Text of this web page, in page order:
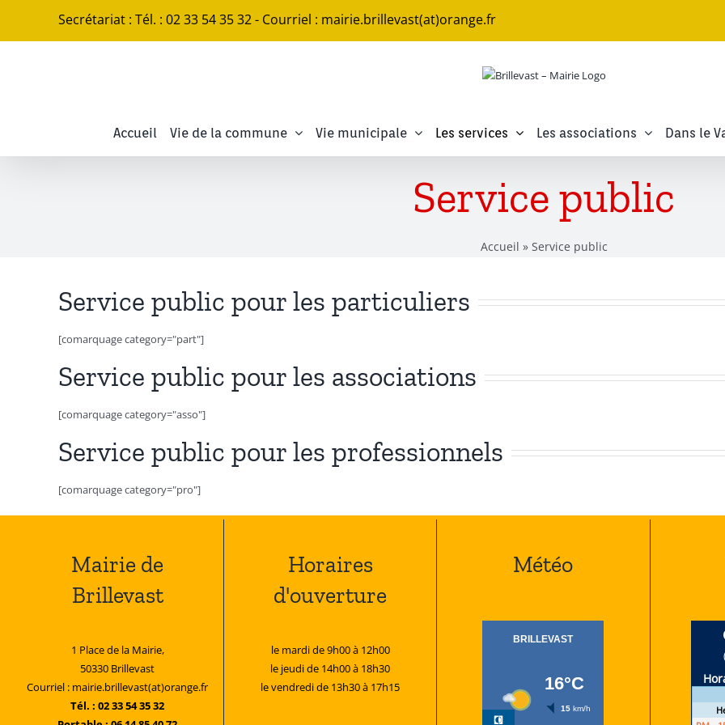
contenu
Secrétariat : Tél. : 02 33 54 35 32 - Courriel : mairie.brillevast(at)orange.fr
Accueil Vie de la commune Vie municipale Les services Les associations Dans le
Service public
Accueil » Service public
Service public pour les particuliers
[comarquage category="part"]
Service public pour les associations
[comarquage category="asso"]
Service public pour les professionnels
[comarquage category="pro"]
Mairie de
Brillevast
1 Place de la Mairie,
50330 Brillevast
Courriel : mairie.brillevast(at)orange.fr
Tél. : 02 33 54 35 32
Horaires
d'ouverture
le mardi de 9h00 à 12h00
le jeudi de 14h00 à 18h30
le vendredi de 13h30 à 17h15
Météo